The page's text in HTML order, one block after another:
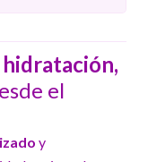
hidratación,
el
y